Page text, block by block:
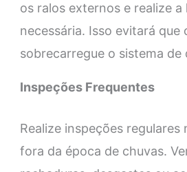
os ralos externos e realize a
necessária. Isso evitará que
sobrecarregue o sistema de
Inspeções Frequentes
Realize inspeções regulares
fora da época de chuvas.